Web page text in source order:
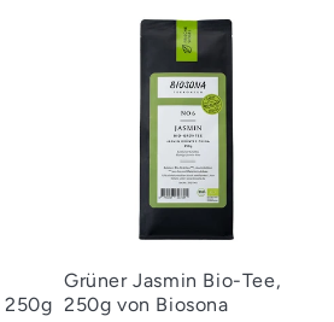
250g
Grüner Jasmin Bio-Tee,
250g von Biosona